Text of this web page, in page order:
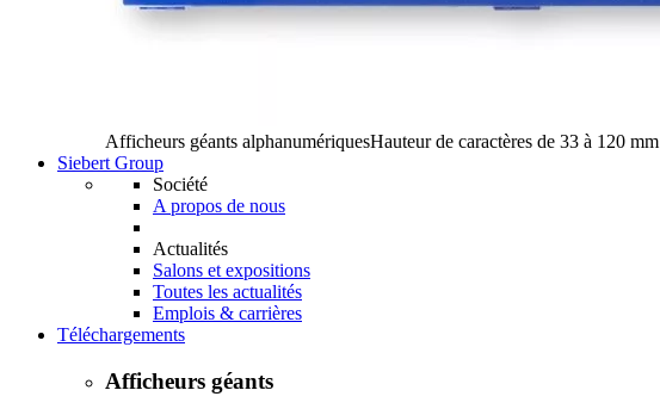
Afficheurs géants alphanumériquesHauteur de caractères de 33 à 120 mm
Siebert Group
Société
A propos de nous
Actualités
Salons et expositions
Toutes les actualités
Emplois & carrières
Téléchargements
Afficheurs géants